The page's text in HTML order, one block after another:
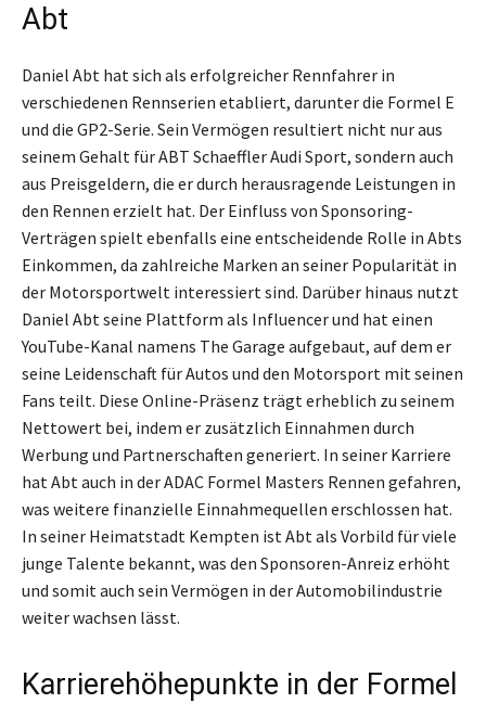
Abt
Daniel Abt hat sich als erfolgreicher Rennfahrer in
verschiedenen Rennserien etabliert, darunter die Formel E
und die GP2-Serie. Sein Vermögen resultiert nicht nur aus
seinem Gehalt für ABT Schaeffler Audi Sport, sondern auch
aus Preisgeldern, die er durch herausragende Leistungen in
den Rennen erzielt hat. Der Einfluss von Sponsoring-
Verträgen spielt ebenfalls eine entscheidende Rolle in Abts
Einkommen, da zahlreiche Marken an seiner Popularität in
der Motorsportwelt interessiert sind. Darüber hinaus nutzt
Daniel Abt seine Plattform als Influencer und hat einen
YouTube-Kanal namens The Garage aufgebaut, auf dem er
seine Leidenschaft für Autos und den Motorsport mit seinen
Fans teilt. Diese Online-Präsenz trägt erheblich zu seinem
Nettowert bei, indem er zusätzlich Einnahmen durch
Werbung und Partnerschaften generiert. In seiner Karriere
hat Abt auch in der ADAC Formel Masters Rennen gefahren,
was weitere finanzielle Einnahmequellen erschlossen hat.
In seiner Heimatstadt Kempten ist Abt als Vorbild für viele
junge Talente bekannt, was den Sponsoren-Anreiz erhöht
und somit auch sein Vermögen in der Automobilindustrie
weiter wachsen lässt.
Karrierehöhepunkte in der Formel